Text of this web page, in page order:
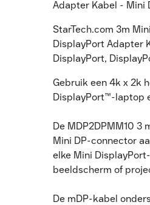
Adapter Kabel - Mini
StarTech.com 3m
DisplayPort Adapter
DisplayPort,
Gebruik een 4k x 2k
DisplayPort™-laptop
De MDP2DPMM10
Mini DP-connector
elke Mini
beeldscherm of
De mDP-kabel